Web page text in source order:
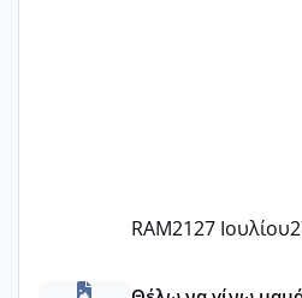
RAM2127 Ιουλίου
κέντρα εξωσωματικής και